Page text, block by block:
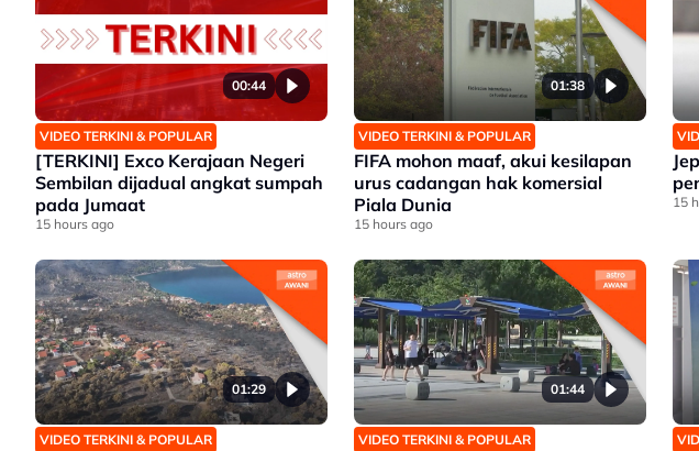
00:44
VIDEO TERKINI & POPULAR
[TERKINI] Exco Kerajaan Negeri
Sembilan dijadual angkat sumpah
pada Jumaat
15 hours ago
01:38
VIDEO TERKINI & POPULAR
FIFA mohon maaf, akui kesilapan
urus cadangan hak komersial
Piala Dunia
15 hours ago
15
01:29
VIDEO TERKINI & POPULAR
01:44
VIDEO TERKINI & POPULAR